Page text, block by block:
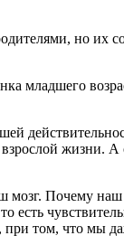
но их
младшего
жизни.
мозг. Почему
есть
том, что мы